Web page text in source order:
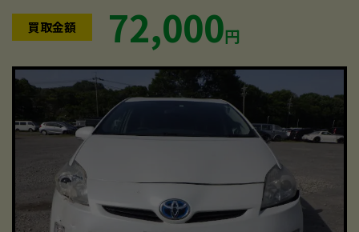
買取金額 72,000円